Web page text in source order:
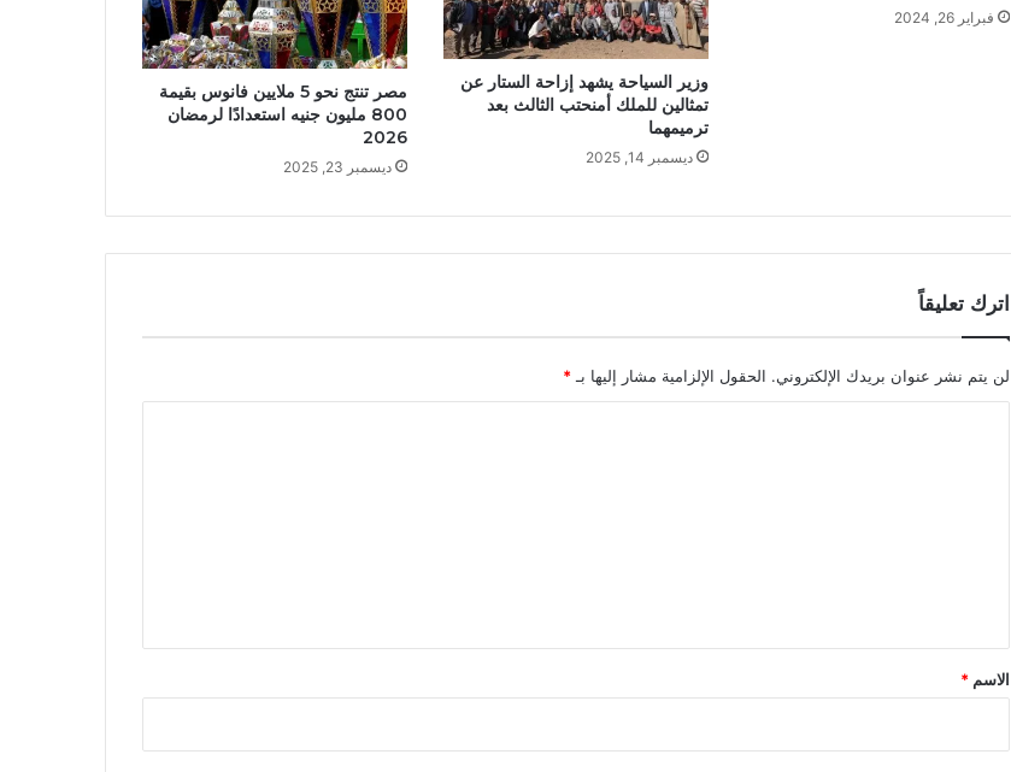
فبراير 26, 2024
وزير السياحة يشهد إزاحة الستار عن
تمثالين للملك أمنحتب الثالث بعد
ترميمهما
ديسمبر 14, 2025
مصر تنتج نحو 5 ملايين فانوس بقيمة
800 مليون جنيه استعدادًا لرمضان
2026
ديسمبر 23, 2025
اترك تعليقاً
لن يتم نشر عنوان بريدك الإلكتروني. الحقول الإلزامية مشار إليها بـ *
*
الاسم *